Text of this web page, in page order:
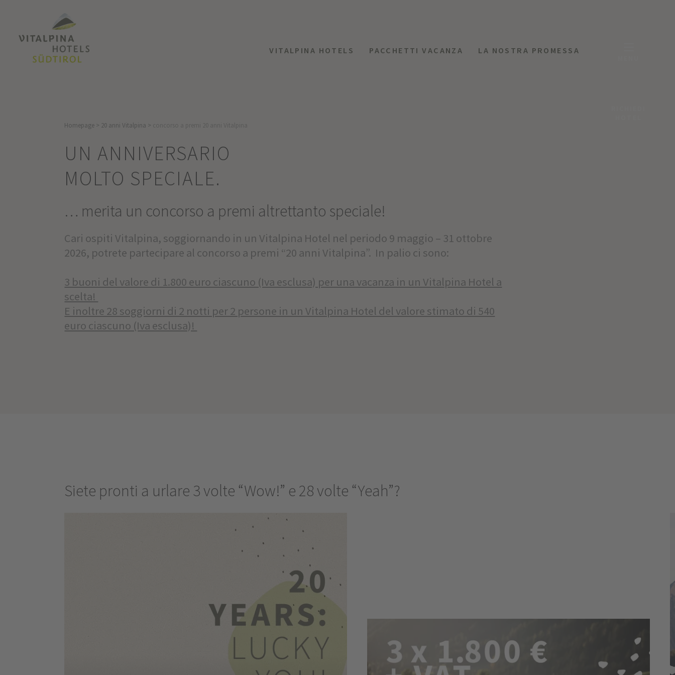
VITALPINA HOTELS PACCHETTI VACANZA LA NOSTRA PROMESSA
Homepage > 20 anni Vitalpina >
UN ANNIVERSARIO
MOLTO SPECIALE.
… merita un concorso a premi altrettanto speciale!
Cari ospiti Vitalpina, soggiornando in un Vitalpina Hotel nel periodo 9 maggio – 31 ottobre
2026, potrete partecipare al concorso a premi “20 anni Vitalpina”. In palio ci sono:
3 buoni del valore di 1.800 euro ciascuno (Iva esclusa) per una vacanza in un Vitalpina Hotel a
scelta!
E inoltre 28 soggiorni di 2 notti per 2 persone in un Vitalpina Hotel del valore stimato di 540
euro ciascuno (Iva esclusa)!
Siete pronti a urlare 3 volte “Wow!” e 28 volte “Yeah”?